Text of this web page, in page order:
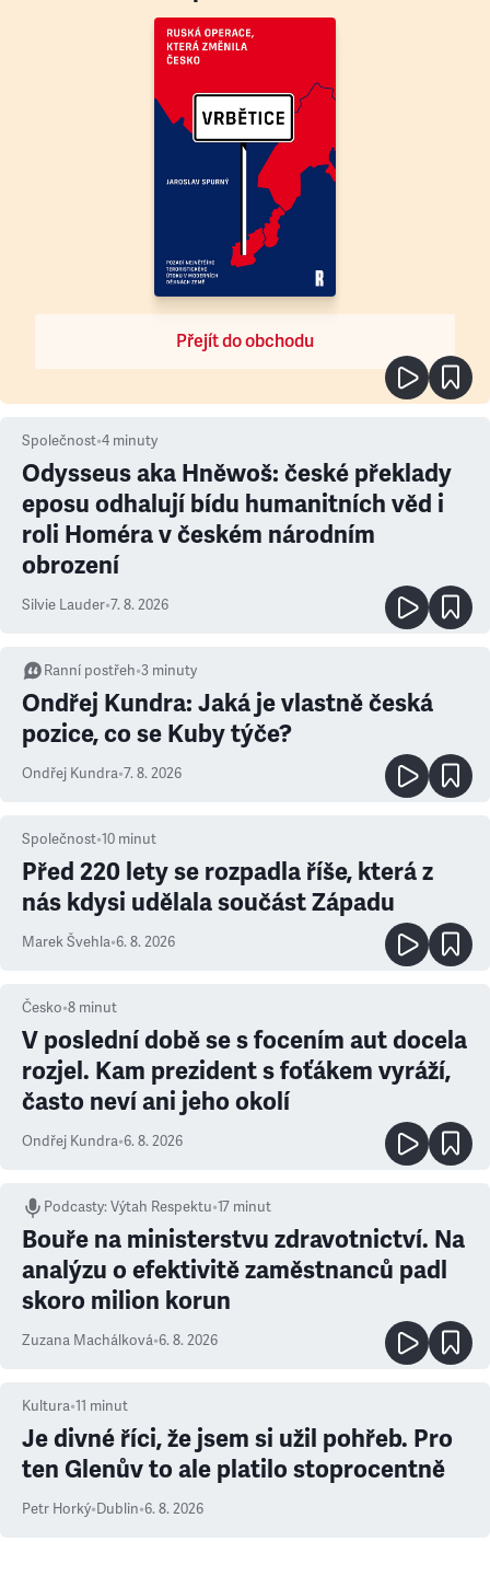
Přejít do obchodu
Společnost•4 minuty
Odysseus aka Hněwoš: české překlady
eposu odhalují bídu humanitních věd i
roli Homéra v českém národním
obrození
Silvie Lauder•7. 8. 2026
Ranní postřeh•3 minuty
Ondřej Kundra: Jaká je vlastně česká
pozice, co se Kuby týče?
Ondřej Kundra•7. 8. 2026
Společnost•10 minut
Před 220 lety se rozpadla říše, která z
nás kdysi udělala součást Západu
Marek Švehla•6. 8. 2026
Česko•8 minut
V poslední době se s focením aut docela
rozjel. Kam prezident s foťákem vyráží,
často neví ani jeho okolí
Ondřej Kundra•6. 8. 2026
Podcasty:Výtah Respektu•17 minut
Bouře na ministerstvu zdravotnictví. Na
analýzu o efektivitě zaměstnanců padl
skoro milion korun
Zuzana Machálková•6. 8. 2026
Kultura•11 minut
Je divné říci, že jsem si užil pohřeb. Pro
ten Glenův to ale platilo stoprocentně
Petr Horký•Dublin•6. 8. 2026